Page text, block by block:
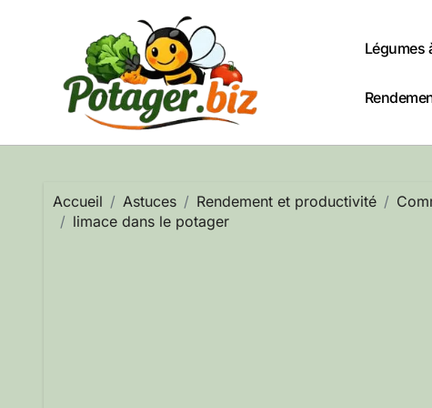
Légumes
Accueil Astuces Rendement et productivité
limace dans le potager